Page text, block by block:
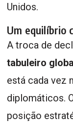
Unidos.
Um equilíbrio
A troca de
tabuleiro
está cada vez
diplomáticos.
posição